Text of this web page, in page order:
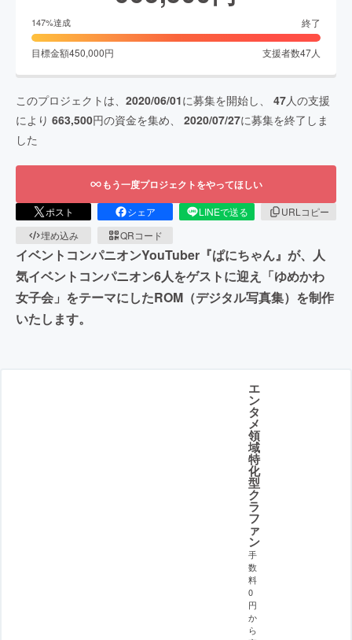
147%達成 終了
目標金額450,000円 支援者数47人
このプロジェクトは、 2020/06/01に募集を開始し、 47人の支援
により 663,500円の資金を集め、 2020/07/27に募集を終了しま
した
もう一度プロジェクトをやってほしい
ポスト シェア LINEで送る
URLコピー
埋め込み
QRコード
イベントコンパニオンYouTuber『ぱにちゃん』が、人
気イベントコンパニオン6人をゲストに迎え「ゆめかわ
女子会」をテーマにしたROM（デジタル写真集）を制作
いたします。
エ
ン
タ
メ
領
域
特
化
型
ク
ラ
フ
ァ
ン
手
数
料
0
円
か
ら